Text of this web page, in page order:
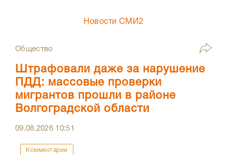
Новости СМИ2
Общество
Штрафовали даже за нарушение
ПДД: массовые проверки
мигрантов прошли в районе
Волгоградской области
09.08.2026 10:51
Комментарии